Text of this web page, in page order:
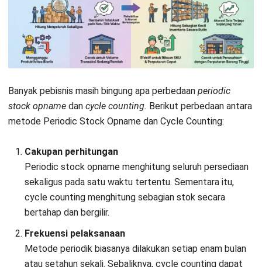
Teknologi ERP
Metode manual yang mengandalkan kertas atau
spreadsheet sering menyulitkan perusahaan untuk menjaga
akurasi data stok. Risiko formulir hilang, tulisan tidak
terutama saat perusahaan mengelola ribuan SKU di banyak
gudang.
mengelola stok dengan lebih cepat, akurat, dan transparan.
Integrasi barcode, RFID, aplikasi mobile stock taking, serta
sinkronisasi dengan modul akuntansi membuat pembaruan
data berjalan real-time tanpa input ulang manual.
Menentukan Metode Stock Opname
untuk Gudang FMCG Berskala Besar